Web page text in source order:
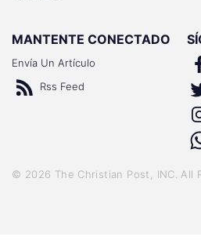
MANTENTE CONECTADO
Envía Un Artículo
Rss Feed
© 2026 The Christian Post, INC . All